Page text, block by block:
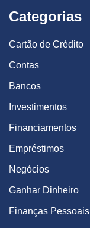
Categorias
Cartão de Crédito
Contas
Bancos
Investimentos
Financiamentos
Empréstimos
Negócios
Ganhar Dinheiro
Finanças Pessoais